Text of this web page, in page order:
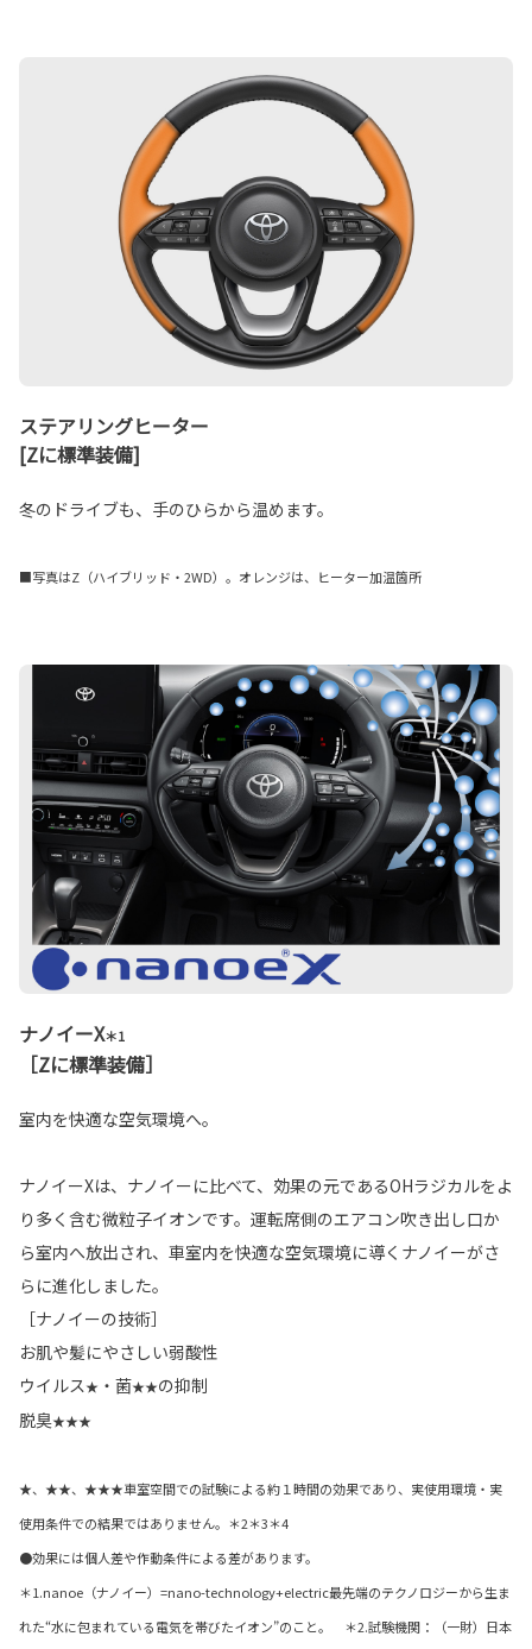
ステアリングヒーター
[Zに標準装備]
冬のドライブも、手のひらから温めます。
■写真はZ（ハイブリッド・2WD）。オレンジは、ヒーター加温箇所
ナノイーX＊1
［Zに標準装備］
室内を快適な空気環境へ。
ナノイーXは、ナノイーに比べて、効果の元であるOHラジカルをよ
り多く含む微粒子イオンです。運転席側のエアコン吹き出し口か
ら室内へ放出され、車室内を快適な空気環境に導くナノイーがさ
らに進化しました。
［ナノイーの技術］
お肌や髪にやさしい弱酸性
ウイルス★ ・菌★★の抑制
脱臭★★★
★、★★、★★★車室空間での試験による約１時間の効果であり、実使用環境・実
使用条件での結果ではありません。＊2＊3＊4
●効果には個人差や作動条件による差があります。
＊1.nanoe（ナノイー）=nano-technology+electric最先端のテクノロジーから生ま
れた“水に包まれている電気を帯びたイオン”のこと。 ＊2.試験機関：（一財）日本